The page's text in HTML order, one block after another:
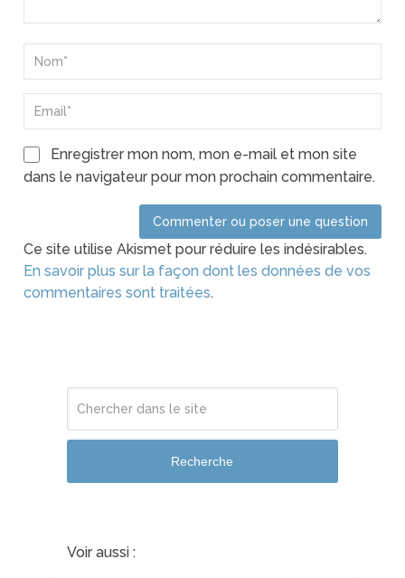
Enregistrer mon nom, mon e-mail et mon site
dans le navigateur pour mon prochain commentaire.
Ce site utilise Akismet pour réduire les indésirables.
En savoir plus sur la façon dont les données de vos
commentaires sont traitées.
Recherche
Voir aussi :